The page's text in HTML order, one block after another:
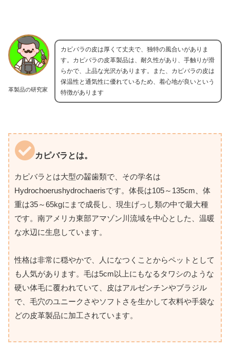
革製品の研究家
カピバラの皮は厚くて丈夫で、独特の風合いがありま
す。カピバラの皮革製品は、耐久性があり、手触りが滑
らかで、上品な光沢があります。また、カピバラの皮は
保温性と通気性に優れているため、着心地が良いという
特徴があります
カピバラとは。
カピバラとは大型の齧歯類で、その学名は
Hydrochoerushydrochaerisです。体長は105～135cm、体
重は35～65kgにまで成長し、現生げっし類の中で最大種
です。南アメリカ東部アマゾン川流域を中心とした、温暖
な水辺に生息しています。
性格は非常に穏やかで、人になつくことからペットとして
も人気があります。毛は5cm以上にもなるタワシのような
硬い体毛に覆われていて、皮はアルゼンチンやブラジル
で、毛穴のユニークさやソフトさを生かして衣料や手袋な
どの皮革製品に加工されています。